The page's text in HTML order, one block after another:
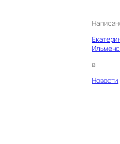
в
Новости